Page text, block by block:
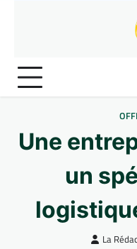
Une
un
La